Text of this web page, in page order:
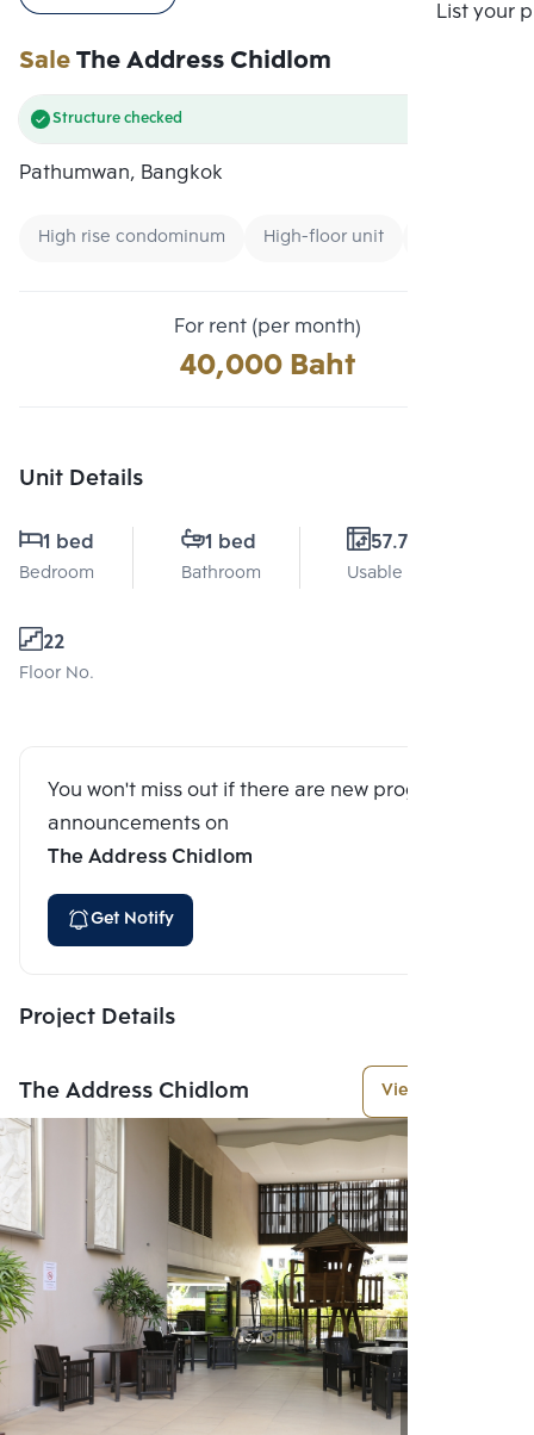
List your
SaleThe Address Chidlom
Structure checked
Pathumwan, Bangkok
High rise condominum High-floor unit
For rent (per month)
40,000 Baht
Unit Details
1 bed
Bedroom
1 bed
Bathroom
57.71 Sq.m.
Usable area
22
Floor No.
You won't miss out if there are new program
announcements on
The Address Chidlom
Get Notify
Project Details
The Address Chidlom View More